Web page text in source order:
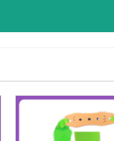
GIẢM GIÁ!